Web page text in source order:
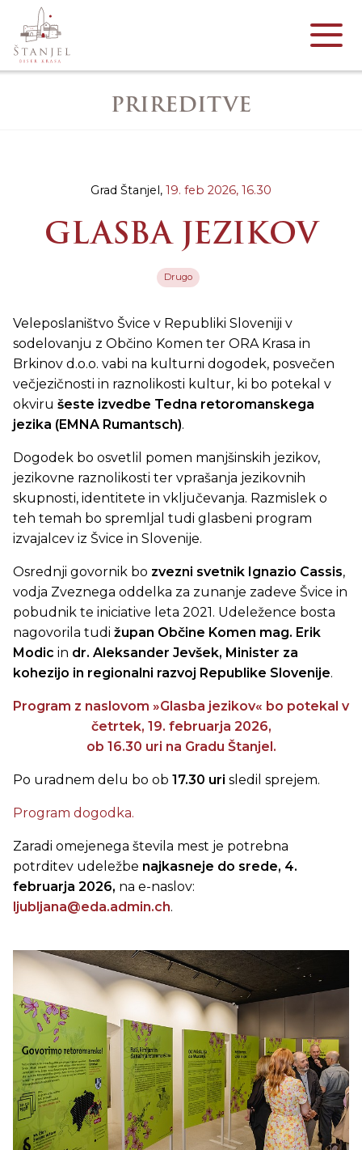
PRIREDITVE
Grad Štanjel, 19. feb 2026, 16.30
GLASBA JEZIKOV
Drugo
Veleposlaništvo Švice v Republiki Sloveniji v
sodelovanju z Občino Komen ter ORA Krasa in
Brkinov d.o.o. vabi na kulturni dogodek, posvečen
večjezičnosti in raznolikosti kultur, ki bo potekal v
okviru šeste izvedbe Tedna retoromanskega
jezika (EMNA Rumantsch).
Dogodek bo osvetlil pomen manjšinskih jezikov,
jezikovne raznolikosti ter vprašanja jezikovnih
skupnosti, identitete in vključevanja. Razmislek o
teh temah bo spremljal tudi glasbeni program
izvajalcev iz Švice in Slovenije.
Osrednji govornik bo zvezni svetnik Ignazio Cassis,
vodja Zveznega oddelka za zunanje zadeve Švice in
pobudnik te iniciative leta 2021. Udeležence bosta
nagovorila tudi župan Občine Komen mag. Erik
Modic in dr. Aleksander Jevšek, Minister za
kohezijo in regionalni razvoj Republike Slovenije.
Program z naslovom »Glasba jezikov« bo potekal v
četrtek, 19. februarja 2026,
ob 16.30 uri na Gradu Štanjel.
Po uradnem delu bo ob 17.30 uri sledil sprejem.
Program dogodka.
Zaradi omejenega števila mest je potrebna
potrditev udeležbe najkasneje do srede, 4.
februarja 2026, na e-naslov:
ljubljana@eda.admin.ch.